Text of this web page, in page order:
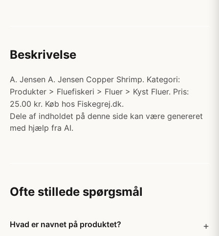
Beskrivelse
A. Jensen A. Jensen Copper Shrimp. Kategori:
Produkter > Fluefiskeri > Fluer > Kyst Fluer. Pris:
25.00 kr. Køb hos Fiskegrej.dk.
Dele af indholdet på denne side kan være genereret
med hjælp fra AI.
Ofte stillede spørgsmål
Hvad er navnet på produktet?